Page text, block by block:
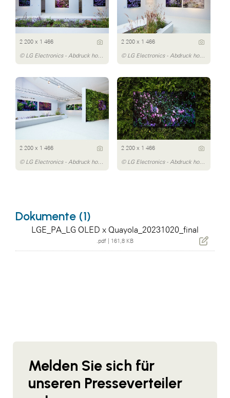
2 200 x 1 466
© LG Electronics - Abdruck honorarfrei
2 200 x 1 466
© LG Electronics - Abdruck honorarfrei
2 200 x 1 466
© LG Electronics - Abdruck honorarfrei
2 200 x 1 466
© LG Electronics - Abdruck honorarfrei
Dokumente (1)
LGE_PA_LG OLED x Quayola_20231020_final
.pdf 161,8 KB
Melden Sie sich für
unseren Presseverteiler